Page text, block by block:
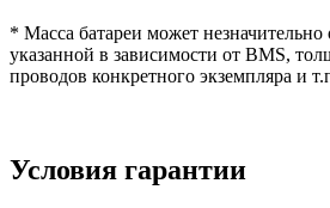
* Масса батареи может незначительно
указанной в зависимости от BMS,
проводов конкретного экземпляра и
Условия гарантии